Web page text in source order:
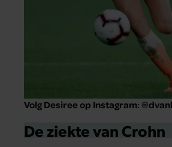
Volg Desiree op Instagram:
De ziekte van Crohn